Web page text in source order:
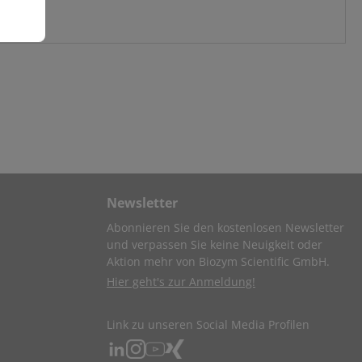
Newsletter
Abonnieren Sie den kostenlosen Newsletter
und verpassen Sie keine Neuigkeit oder
Aktion mehr von Biozym Scientific GmbH.
Hier geht's zur Anmeldung!
Link zu unseren Social Media Profilen